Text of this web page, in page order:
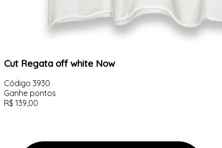
Cut Regata off white Now
Código 3930
Ganhe pontos
R$ 139,00